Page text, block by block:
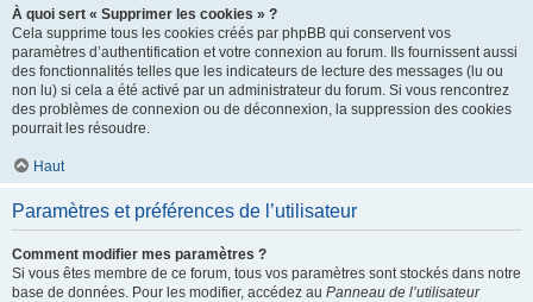
À quoi sert « Supprimer les cookies » ?
Cela supprime tous les cookies créés par phpBB qui conservent vos
paramètres d’authentification et votre connexion au forum. Ils fournissent aussi
des fonctionnalités telles que les indicateurs de lecture des messages (lu ou
non lu) si cela a été activé par un administrateur du forum. Si vous rencontrez
des problèmes de connexion ou de déconnexion, la suppression des cookies
pourrait les résoudre.
Haut
Paramètres et préférences de l’utilisateur
Comment modifier mes paramètres ?
Si vous êtes membre de ce forum, tous vos paramètres sont stockés dans notre
base de données. Pour les modifier, accédez au Panneau de l’utilisateur